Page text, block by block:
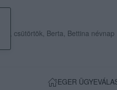
csütörtök, Berta, Bettina névnap
EGER ÜGYE